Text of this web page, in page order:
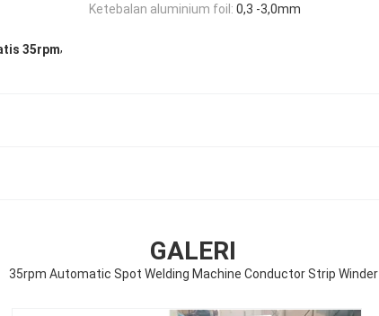
Ketebalan aluminium foil: 0,3 -3,0mm
35rpm,
GALERI
35rpm Automatic Spot Welding Machine Conductor Strip Winder